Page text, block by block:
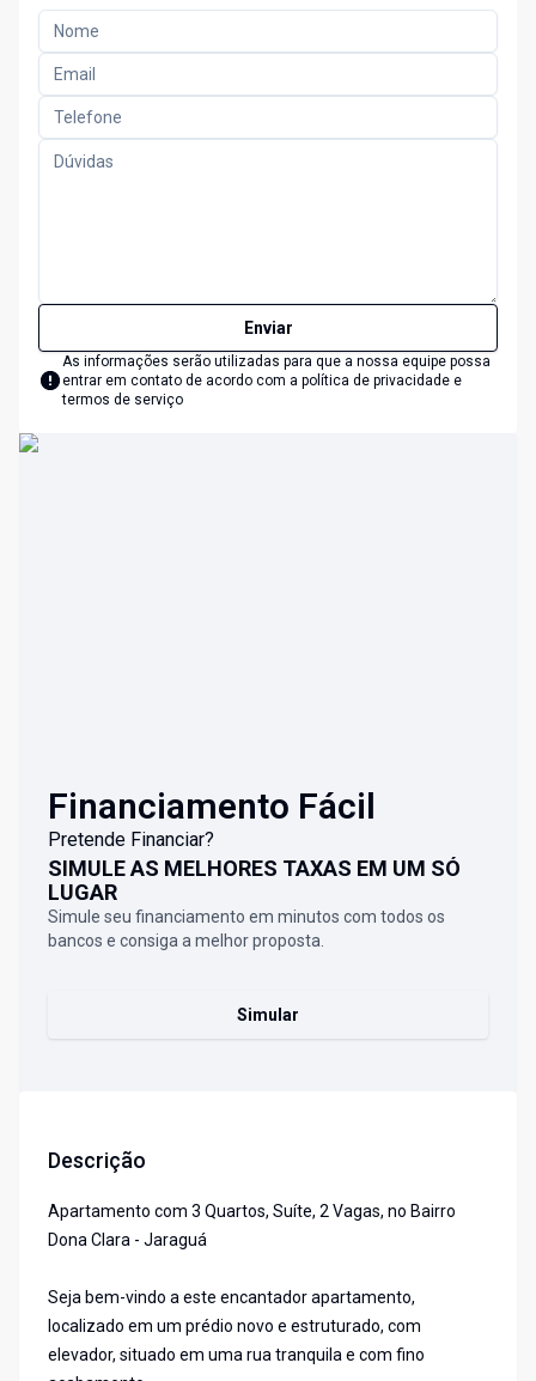
Enviar
As informações serão utilizadas para que a nossa equipe possa
entrar em contato de acordo com a política de privacidade e
termos de serviço
Financiamento Fácil
Pretende Financiar?
SIMULE AS MELHORES TAXAS EM UM SÓ
LUGAR
Simule seu financiamento em minutos com todos os
bancos e consiga a melhor proposta.
Simular
Descrição
Apartamento com 3 Quartos, Suíte, 2 Vagas, no Bairro
Dona Clara - Jaraguá
Seja bem-vindo a este encantador apartamento,
localizado em um prédio novo e estruturado, com
elevador, situado em uma rua tranquila e com fino